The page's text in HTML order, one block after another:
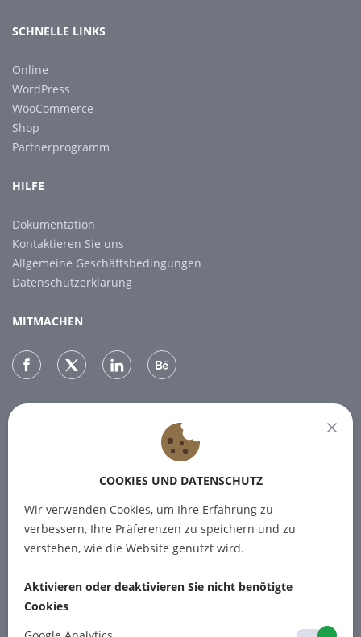
SCHNELLE LINKS
Online
WordPress
WooCommerce
Shop
Partnerprogramm
HILFE
Dokumentation
Kontaktieren Sie uns
Allgemeine Geschäftsbedingungen
Datenschutzerklärung
MITMACHEN
Melden Sie sich für unseren Newsletter an, um die neuesten
Nachrichten zu erhalten.
ABONNIEREN
© 2012-2026 PINPOINT.WORLD
Warenzeichen und Marken sind das
COOKIES UND DATENSCHUTZ
Wir verwenden Cookies, um Ihre Erfahrung zu
verbessern, Ihre Präferenzen zu speichern und zu
verstehen, wie die Website genutzt wird.
Aktivieren oder deaktivieren Sie nicht benötigte
Cookies